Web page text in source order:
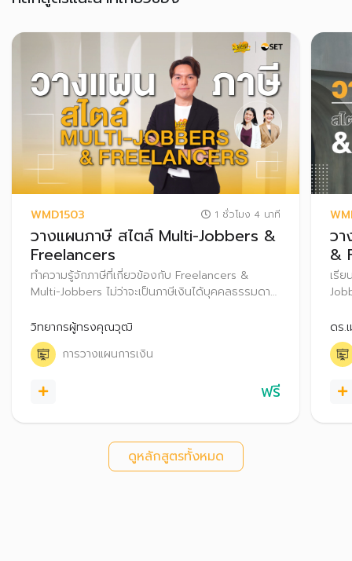
WMD1503 1 ชั่วโมง 4 นาที
วางแผนภาษี สไตล์ Multi-Jobbers &
Freelancers
ทำความรู้จักภาษีที่เกี่ยวข้องกับ Freelancers &
Multi-Jobbers ไม่ว่าจะเป็นภาษีเงินได้บุคคลธรรมดา
แนวทางการวางแผนภาษีให้ถูกต้องและเหมาะสม สร้าง
ความมั่งคั่งและมั่นคงให้กับชีวิตในระยะยาว
วิทยากรผู้ทรงคุณวุฒิ
การวางแผนการเงิน
ฟรี
ว
&
เรี
คว
จำ
ปัง
ดร.
ดูหลักสูตรทั้งหมด